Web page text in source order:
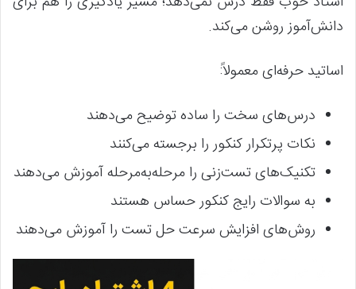
دانش‌آموز روشن می‌کند.
اساتید حرفه‌ای معمولاً:
درس‌های سخت را ساده توضیح می‌دهند
نکات پرتکرار کنکور را برجسته می‌کنند
تکنیک‌های تست‌زنی را مرحله‌به‌مرحله آموزش می‌دهند
به سوالات رایج کنکور حساس هستند
روش‌های افزایش سرعت حل تست را آموزش می‌دهند